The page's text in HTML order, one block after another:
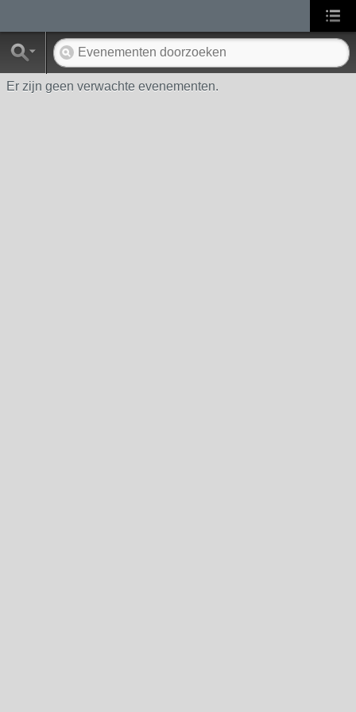
Er zijn geen verwachte evenementen.